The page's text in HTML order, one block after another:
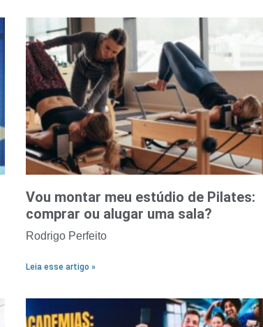
Vou montar meu estúdio de Pilates:
comprar ou alugar uma sala?
Rodrigo Perfeito
Leia esse artigo »